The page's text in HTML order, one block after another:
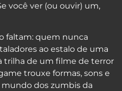
você ver (ou ouvir) um,
faltam: quem nunca
ao estalo de uma
trilha de um filme de terror
trouxe formas, sons e
mundo dos zumbis da